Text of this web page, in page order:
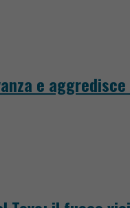
e aggredisce